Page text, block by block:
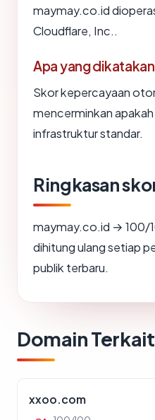
maymay.co.id
Cloudflare, Inc..
Apa yang
Skor kepercayaan
mencerminkan
infrastruktur standar.
Ringkasan
maymay.co.id → 100/
dihitung ulang setiap
publik terbaru.
Domain Terkait
xxoo.com